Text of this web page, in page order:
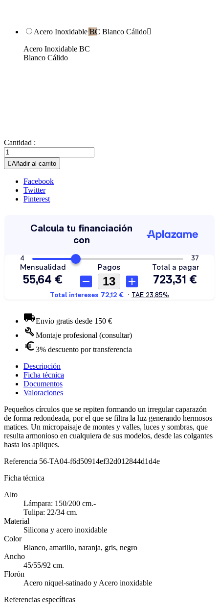
Acero Inoxidable BC Blanco Cálido
Acero Inoxidable BC
Blanco Cálido
Cantidad :
Añadir al carrito
Facebook
Twitter
Pinterest
Envío gratis desde 150 €
Montaje profesional (consultar)
3% descuento por transferencia
Descripción
Ficha técnica
Documentos
Valoraciones
Pequeños círculos que se repiten formando un irregular caparazón
de forma redondeada, por el que se filtra la luz generando hermosos
matices. Un micropaisaje de montes y valles, luces y sombras, que
resulta armonioso en cualquiera de sus modelos, desde las colgantes
hasta los apliques.
Referencia 56-TA04-f6d50914ef32d012844d1d4e
Ficha técnica
Alto
Lámpara: 150/200 cm.-
Tulipa: 22/34 cm.
Material
Silicona y acero inoxidable
Color
Blanco, amarillo, naranja, gris, negro
Ancho
45/55/92 cm.
Florón
Acero niquel-satinado y Acero inoxidable
Referencias específicas